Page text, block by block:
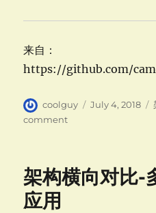
来自：
https://github.com/
Author
coolguy
Posted
July 4, 2018
commenton
向
对
架构横向对比-
应用